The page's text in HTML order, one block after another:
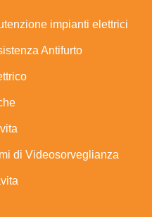
impianti elettrici
Antifurto
di Videosorveglianza